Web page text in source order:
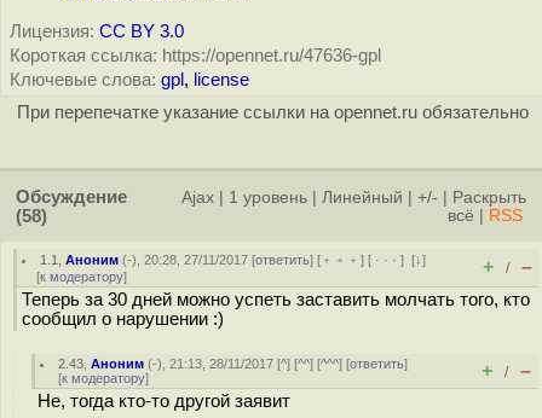
Лицензия: CC BY 3.0
Короткая ссылка: https://opennet.ru/47636-gpl
Ключевые слова: gpl , license
При перепечатке указание ссылки на opennet.ru обязательно
Обсуждение
(58)
Ajax 1 уровень Линейный +/-
Раскрыть
всё
RSS
1.1 ,Аноним (-), 20:28, 27/11/2017 [ответить] [ ﹢﹢﹢] [ · · ·][↓]
[к модератору] + / –
Теперь за 30 дней можно успеть заставить молчать того, кто
сообщил о нарушении :)
2.43 ,Аноним (-), 21:13, 28/11/2017 [^] [^^] [^^^] [ответить]
[к модератору] + / –
Не, тогда кто-то другой заявит